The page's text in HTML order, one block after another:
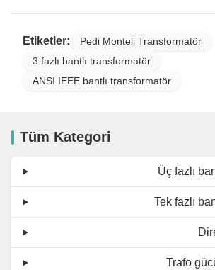
Etiketler:
Pedi Monteli Transformatör
3 fazlı bantlı transformatör
ANSI IEEE bantlı transformatör
Tüm Kategori
Üç fazlı
Tek fazlı
Trafo